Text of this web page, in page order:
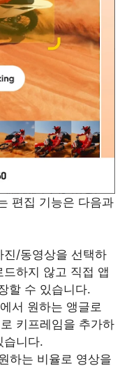
편집 기능은 다음과
진/동영상을 선택하
하지 않고 직접 앱
할 수 있습니다.
서 원하는 앵글로
키프레임을 추가하
습니다.
하는 비율로 영상을